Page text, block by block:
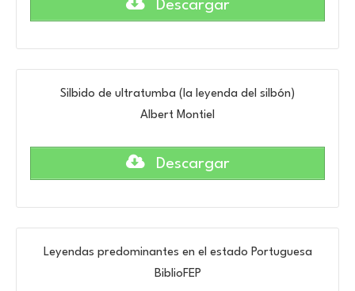
Descargar
Silbido de ultratumba (la leyenda del silbón)
Albert Montiel
Descargar
Leyendas predominantes en el estado Portuguesa
BiblioFEP